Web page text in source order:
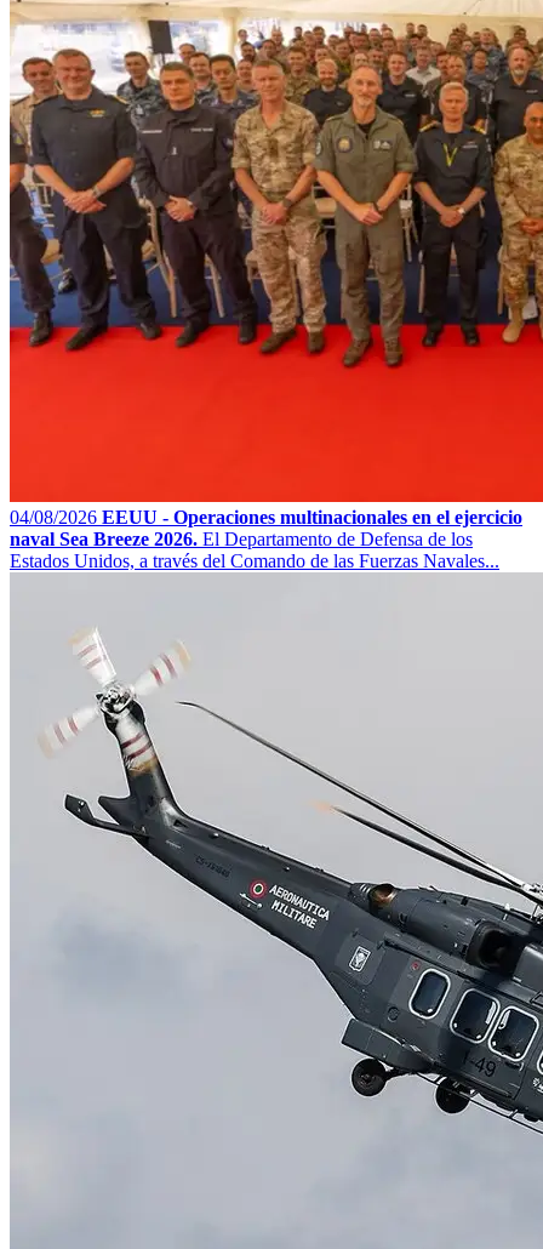
04/08/2026 EEUU - Operaciones multinacionales en el ejercicio
naval Sea Breeze 2026. El Departamento de Defensa de los
Estados Unidos, a través del Comando de las Fuerzas Navales...